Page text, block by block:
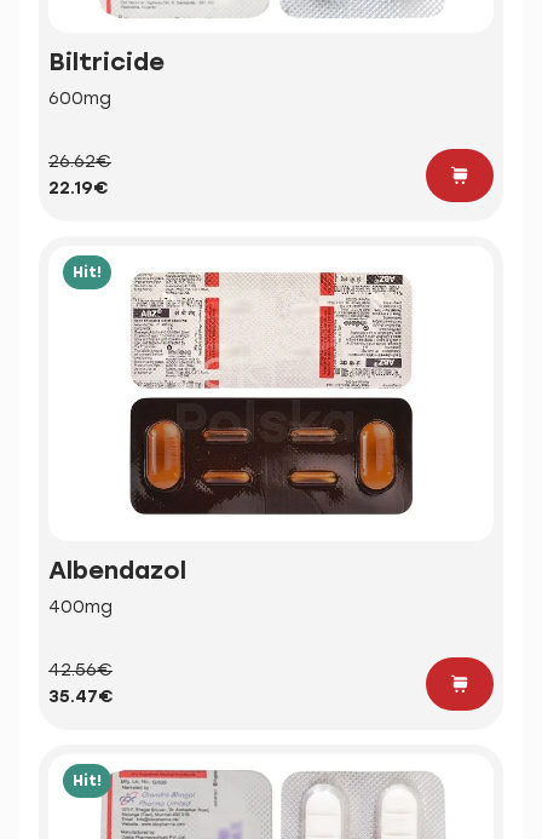
Biltricide
600mg
26.62€
22.19€
Hit!
Albendazol
400mg
42.56€
35.47€
Hit!